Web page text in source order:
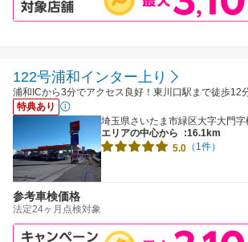
122号浦和インター上り
浦和ICから3分でアクセス良好！東川口駅まで徒歩12
特典あり
埼玉県さいたま市緑区大字大門
エリアの中心から
:16.1km
5.0 （1件）
参考車検価格
法定24ヶ月点検対象